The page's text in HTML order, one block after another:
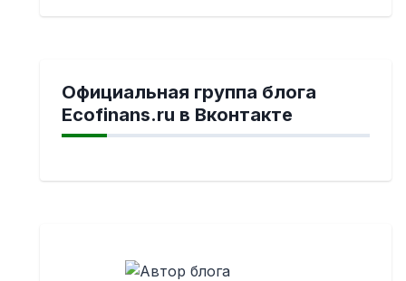
Официальная группа блога
Ecofinans.ru в Вконтакте